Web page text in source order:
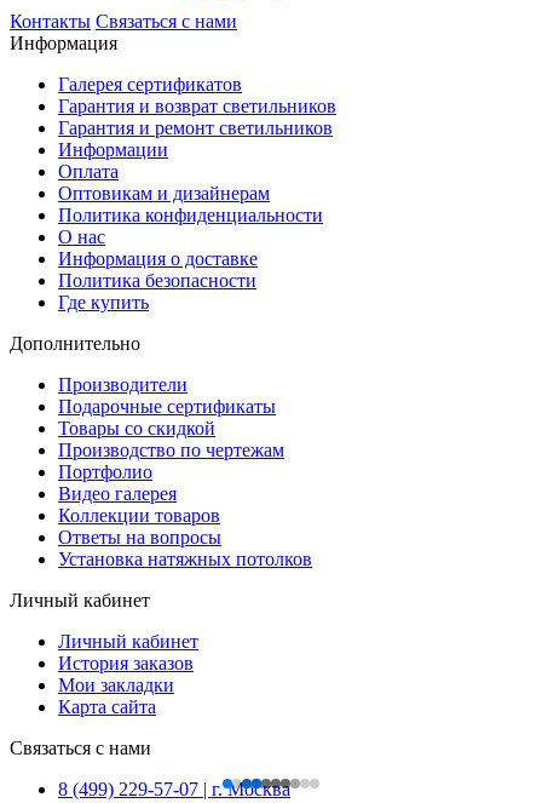
Контакты Связаться с нами
Информация
Галерея сертификатов
Гарантия и возврат светильников
Гарантия и ремонт светильников
Информации
Оплата
Оптовикам и дизайнерам
Политика конфиденциальности
О нас
Информация о доставке
Политика безопасности
Где купить
Дополнительно
Производители
Подарочные сертификаты
Товары со скидкой
Производство по чертежам
Портфолио
Видео галерея
Коллекции товаров
Ответы на вопросы
Установка натяжных потолков
Личный кабинет
Личный кабинет
История заказов
Мои закладки
Карта сайта
Связаться с нами
8 (499) 229-57-07 | г. Москва